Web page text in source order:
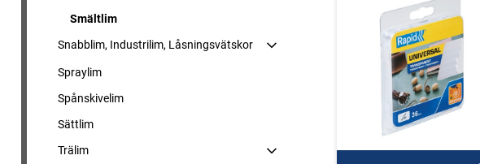
Smältlim
Snabblim, Industrilim, Låsningsvätskor
Spraylim
Spånskivelim
Sättlim
Trälim